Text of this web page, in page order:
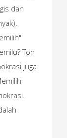
dan
Toh
juga